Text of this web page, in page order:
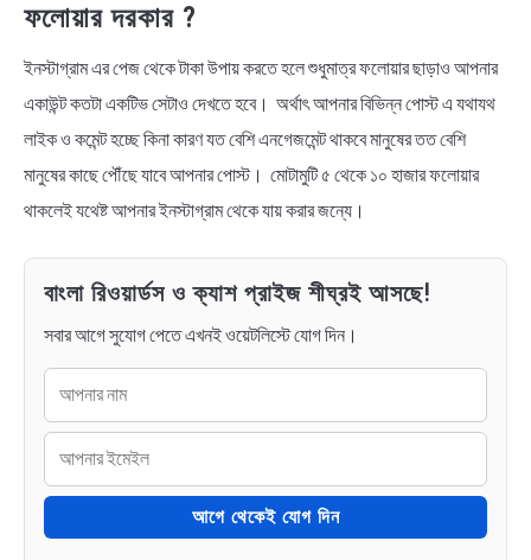
ফলোয়ার দরকার ?
ইনস্টাগ্রাম এর পেজ থেকে টাকা উপায় করতে হলে শুধুমাত্র ফলোয়ার ছাড়াও আপনার
একাউন্ট কতটা একটিভ সেটাও দেখতে হবে। অর্থাৎ আপনার বিভিন্ন পোস্ট এ যথাযথ
লাইক ও কমেন্ট হচ্ছে কিনা কারণ যত বেশি এনগেজমেন্ট থাকবে মানুষের তত বেশি
মানুষের কাছে পৌঁছে যাবে আপনার পোস্ট। মোটামুটি ৫ থেকে ১০ হাজার ফলোয়ার
থাকলেই যথেষ্ট আপনার ইনস্টাগ্রাম থেকে যায় করার জন্যে।
বাংলা রিওয়ার্ডস ও ক্যাশ প্রাইজ শীঘ্রই আসছে!
সবার আগে সুযোগ পেতে এখনই ওয়েটলিস্টে যোগ দিন।
আগে থেকেই যোগ দিন